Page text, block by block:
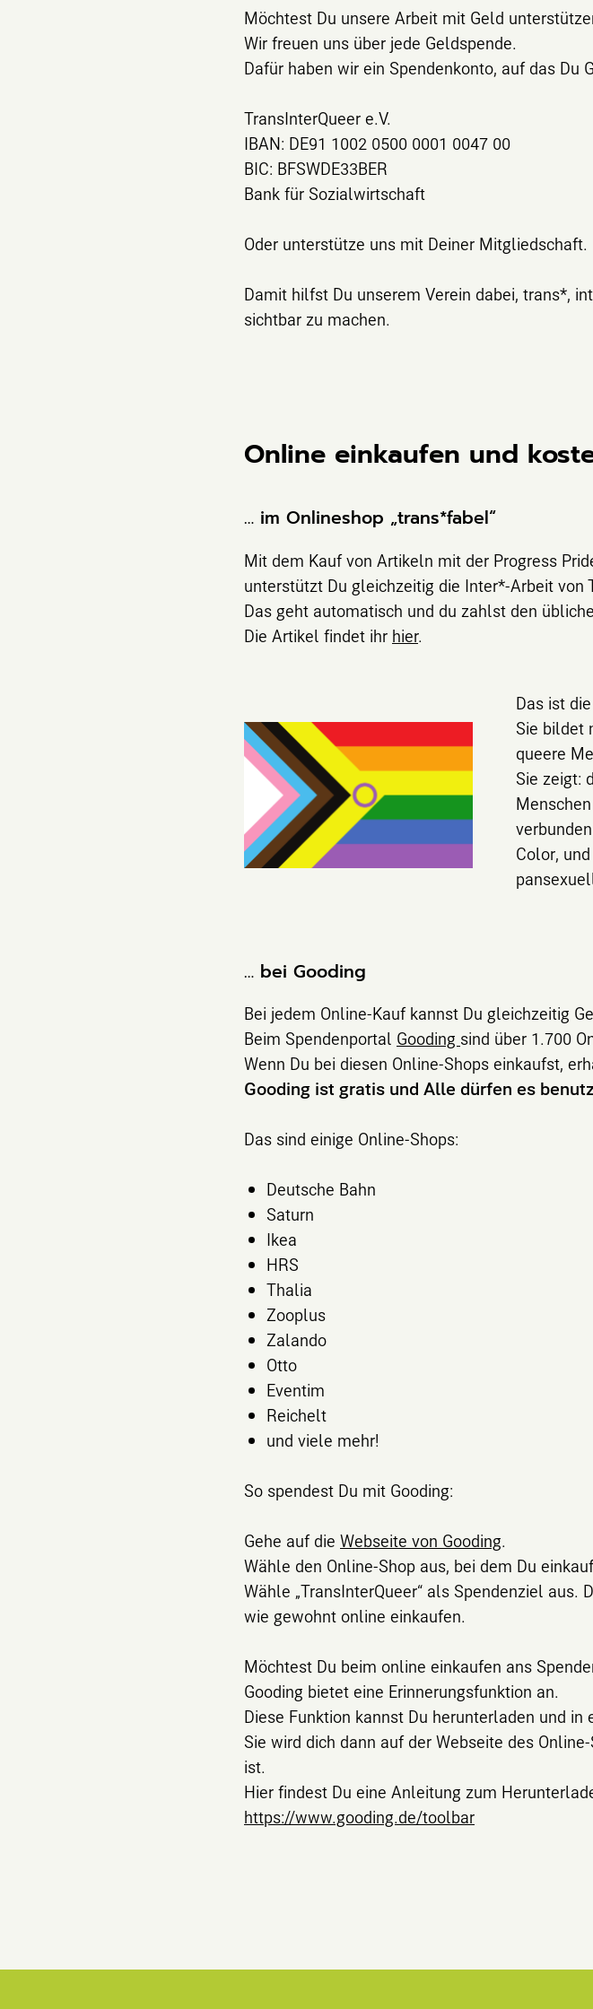
Möchtest Du unsere Arbeit mit Geld
Wir freuen uns über jede Geldspende.
Dafür haben wir ein Spendenkonto, auf das Du
TransInterQueer e.V.
IBAN: DE91 1002 0500 0001 0047 00
BIC: BFSWDE33BER
Bank für Sozialwirtschaft
Oder unterstütze uns mit Deiner Mitgliedschaft.
Damit hilfst Du unserem Verein dabei, trans*,
sichtbar zu machen.
Online einkaufen und
… im Onlineshop „trans*fabel“
Mit dem Kauf von Artikeln mit der Progress
unterstützt Du gleichzeitig die Inter*-Arbeit von
Das geht automatisch und du zahlst den
Die Artikel findet ihr hier.
Das ist
Sie bildet
queere
Sie zeigt:
Color,
… bei Gooding
Bei jedem Online-Kauf kannst Du gleichzeitig
Beim Spendenportal Gooding sind über 1.700
Wenn Du bei diesen Online-Shops einkaufst,
Gooding ist gratis und Alle dürfen es
Das sind einige Online-Shops:
Deutsche Bahn
Saturn
Ikea
HRS
Thalia
Zooplus
Zalando
Otto
Eventim
Reichelt
und viele mehr!
So spendest Du mit Gooding:
Gehe auf die Webseite von Gooding.
Wähle den Online-Shop aus, bei dem Du
Wähle „TransInterQueer“ als Spendenziel
wie gewohnt online einkaufen.
Möchtest Du beim online einkaufen ans
Gooding bietet eine Erinnerungsfunktion an.
​​​​​​​Diese Funktion kannst Du herunterladen und
Sie wird dich dann auf der Webseite des
ist.
Hier findest Du eine Anleitung zum
https://www.gooding.de/toolbar